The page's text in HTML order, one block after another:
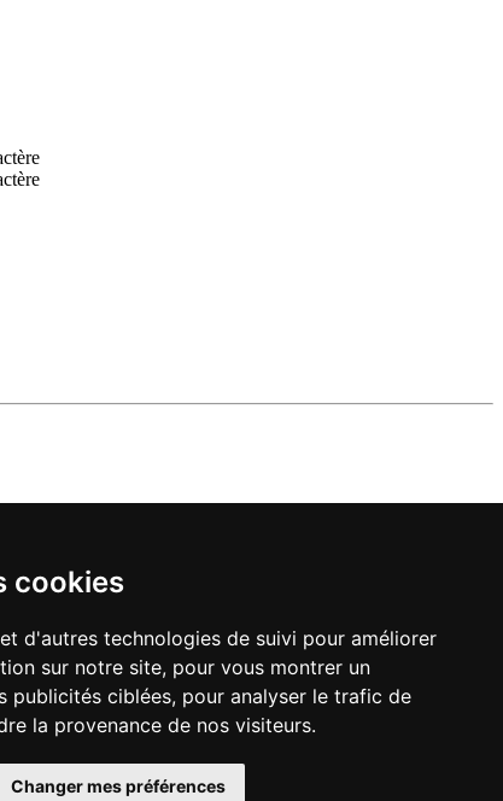
cookies
d'autres technologies de suivi pour améliorer
sur notre site, pour vous montrer un
publicités ciblées, pour analyser le trafic de
la provenance de nos visiteurs.
Changer mes préférences